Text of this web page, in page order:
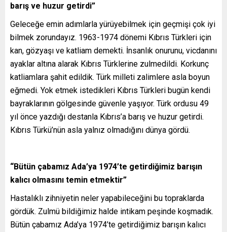
barış ve huzur getirdi”
Geleceğe emin adımlarla yürüyebilmek için geçmişi çok iyi
bilmek zorundayız. 1963-1974 dönemi Kıbrıs Türkleri için
kan, gözyaşı ve katliam demekti. İnsanlık onurunu, vicdanını
ayaklar altına alarak Kıbrıs Türklerine zulmedildi. Korkunç
katliamlara şahit edildik. Türk milleti zalimlere asla boyun
eğmedi. Yok etmek istedikleri Kıbrıs Türkleri bugün kendi
bayraklarının gölgesinde güvenle yaşıyor. Türk ordusu 49
yıl önce yazdığı destanla Kıbrıs’a barış ve huzur getirdi.
Kıbrıs Türkü’nün asla yalnız olmadığını dünya gördü.
“Bütün çabamız Ada’ya 1974’te getirdiğimiz barışın
kalıcı olmasını temin etmektir”
Hastalıklı zihniyetin neler yapabileceğini bu topraklarda
gördük. Zulmü bildiğimiz halde intikam peşinde koşmadık.
Bütün çabamız Ada’ya 1974’te getirdiğimiz barışın kalıcı